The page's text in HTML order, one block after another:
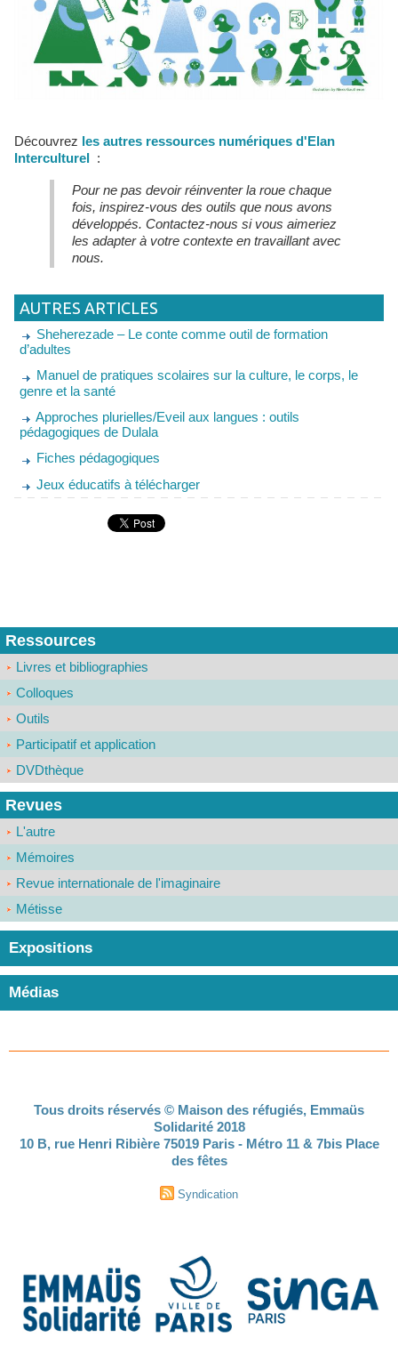
Ressources
Livres et bibliographies
Colloques
Outils
Participatif et application
DVDthèque
Revues
L'autre
Mémoires
Revue internationale de l'imaginaire
Métisse
Expositions
Médias
Découvrez les autres ressources numériques d'Elan
Interculturel :
Pour ne pas devoir réinventer la roue chaque
fois, inspirez-vous des outils que nous avons
développés. Contactez-nous si vous aimeriez
les adapter à votre contexte en travaillant avec
nous.
AUTRES ARTICLES
Sheherezade – Le conte comme outil de formation
d’adultes
Manuel de pratiques scolaires sur la culture, le corps, le
genre et la santé
Approches plurielles/Eveil aux langues : outils
pédagogiques de Dulala
Fiches pédagogiques
Jeux éducatifs à télécharger
Tous droits réservés © Maison des réfugiés, Emmaüs
Solidarité 2018
10 B, rue Henri Ribière 75019 Paris - Métro 11 & 7bis Place
des fêtes
Syndication